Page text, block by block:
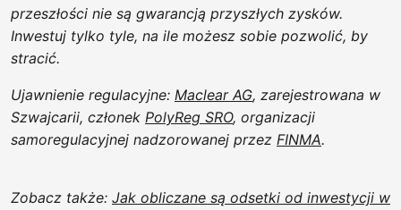
przeszłości nie są gwarancją przyszłych zysków.
Inwestuj tylko tyle, na ile możesz sobie pozwolić, by
stracić.
Ujawnienie regulacyjne: Maclear AG, zarejestrowana w
Szwajcarii, członek PolyReg SRO, organizacji
samoregulacyjnej nadzorowanej przez FINMA.
Zobacz także: Jak obliczane są odsetki od inwestycji w